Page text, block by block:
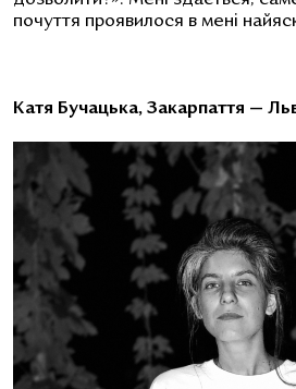
почуття проявилося в мені
Катя Бучацька, Закарпаття —